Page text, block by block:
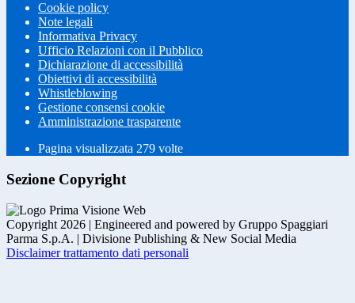
Cookie policy
Note legali
Informativa Privacy
Ufficio Relazioni con il Pubblico
Dichiarazione di accessibilità
Obiettivi di accessibilità
Whistleblowing
Gestione consensi cookie
Amministrazione trasparente
Pagina visualizzata 279 volte
Sezione Copyright
Copyright 2026 | Engineered and powered by Gruppo Spaggiari
Parma S.p.A. | Divisione Publishing & New Social Media
Disclaimer trattamento dati personali